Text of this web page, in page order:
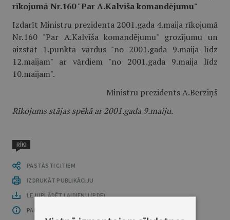
rīkojumā Nr.160 "Par A.Kalvīša komandējumu"
Izdarīt Ministru prezidenta 2001.gada 4.maija rīkojumā
Nr.160 "Par A.Kalvīša komandējumu" grozījumu un
aizstāt 1.punktā vārdus "no 2001.gada 9.maija līdz
12.maijam" ar vārdiem "no 2001.gada 9.maija līdz
10.maijam".
Ministru prezidents A.Bērziņš
Rīkojums stājas spēkā ar 2001.gada 9.maiju.
RĪKI
PASTĀSTI CITIEM
IZDRUKĀT PUBLIKĀCIJU
LEJUPLĀDĒT LAIDIENU (PDF)
PAR OFICIĀLO IZDEVUMU